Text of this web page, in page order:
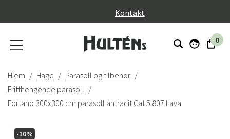
Kontakt
0
Hjem Hage
Parasoll og tilbehør
Fritthengende parasoll
Fortano 300x300 cm parasoll antracit Cat.5 807 Lava
-10%